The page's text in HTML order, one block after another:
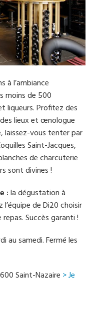
à l’ambiance
moins de 500
liqueurs. Profitez des
des lieux et œnologue
laissez-vous tenter par
Saint-Jacques,
de charcuterie
sont divines !
:la dégustation à
l’équipe de Di20 choisir
Succès garanti !
au samedi. Fermé les
Saint-Nazaire > Je